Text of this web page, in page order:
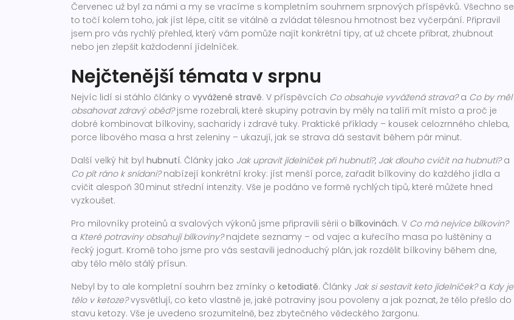
Červenec už byl za námi a my se vracíme s kompletním souhrnem srpnových příspěvků. Všechno se
to točí kolem toho, jak jíst lépe, cítit se vitálně a zvládat tělesnou hmotnost bez vyčerpání. Připravil
jsem pro vás rychlý přehled, který vám pomůže najít konkrétní tipy, ať už chcete přibrat, zhubnout
nebo jen zlepšit každodenní jídelníček.
Nejčtenější témata v srpnu
Nejvíc lidí si stáhlo články o vyvážené stravě. V příspěvcích Co obsahuje vyvážená strava?a Co by měl
obsahovat zdravý oběd?jsme rozebrali, které skupiny potravin by měly na talíři mít místo a proč je
dobré kombinovat bílkoviny, sacharidy i zdravé tuky. Praktické příklady – kousek celozrnného chleba,
porce libového masa a hrst zeleniny – ukazují, jak se strava dá sestavit během pár minut.
Další velký hit byl hubnutí. Články jako Jak upravit jídelníček při hubnutí?, Jak dlouho cvičit na hubnutí?a
Co pít ráno k snídani?nabízejí konkrétní kroky: jíst menší porce, zařadit bílkoviny do každého jídla a
cvičit alespoň 30 minut střední intenzity. Vše je podáno ve formě rychlých tipů, které můžete hned
vyzkoušet.
Pro milovníky proteinů a svalových výkonů jsme připravili sérii o bílkovinách. V Co má nejvíce bílkovin?
a Které potraviny obsahují bílkoviny?najdete seznamy – od vajec a kuřecího masa po luštěniny a
řecký jogurt. Kromě toho jsme pro vás sestavili jednoduchý plán, jak rozdělit bílkoviny během dne,
aby tělo mělo stálý přísun.
Nebyl by to ale kompletní souhrn bez zmínky o ketodiatě. Články Jak si sestavit keto jídelníček?a Kdy je
tělo v ketoze?vysvětlují, co keto vlastně je, jaké potraviny jsou povoleny a jak poznat, že tělo přešlo do
stavu ketozy. Vše je uvedeno srozumitelně, bez zbytečného vědeckého žargonu.